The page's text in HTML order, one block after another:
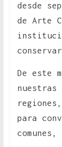
desde
de Arte
De este
nuestras
para